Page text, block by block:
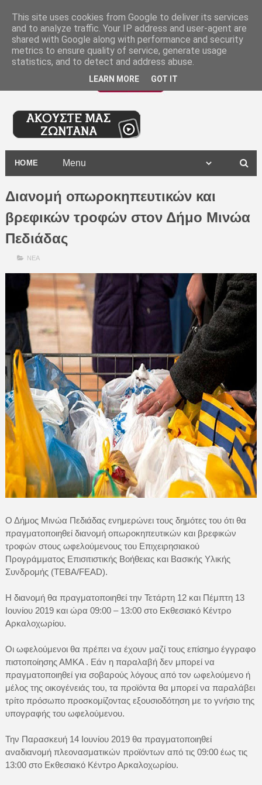
HOME
Διανομή οπωροκηπευτικών και
βρεφικών τροφών στον Δήμο Μινώα
Πεδιάδας
ΝΕΑ
Ο Δήμος Μινώα Πεδιάδας ενημερώνει τους δημότες του ότι θα
πραγματοποιηθεί διανομή οπωροκηπευτικών και βρεφικών
τροφών στους ωφελούμενους του Επιχειρησιακού
Προγράμματος Επισιτιστικής Βοήθειας και Βασικής Υλικής
Συνδρομής (ΤΕΒΑ/FEAD).
Η διανομή θα πραγματοποιηθεί την Τετάρτη 12 και Πέμπτη 13
Ιουνίου 2019 και ώρα 09:00 – 13:00 στο Εκθεσιακό Κέντρο
Αρκαλοχωρίου.
Οι ωφελούμενοι θα πρέπει να έχουν μαζί τους επίσημο έγγραφο
πιστοποίησης ΑΜΚΑ . Εάν η παραλαβή δεν μπορεί να
πραγματοποιηθεί για σοβαρούς λόγους από τον ωφελούμενο ή
μέλος της οικογένειάς του, τα προϊόντα θα μπορεί να παραλάβει
τρίτο πρόσωπο προσκομίζοντας εξουσιοδότηση με το γνήσιο της
υπογραφής του ωφελούμενου.
Την Παρασκευή 14 Ιουνίου 2019 θα πραγματοποιηθεί
αναδιανομή πλεονασματικών προϊόντων από τις 09:00 έως τις
13:00 στο Εκθεσιακό Κέντρο Αρκαλοχωρίου.
This site uses cookies from Google to deliver its services
and to analyze traffic. Your IP address and user-agent are
shared with Google along with performance and security
metrics to ensure quality of service, generate usage
statistics, and to detect and address abuse.
LEARN MORE GOT IT